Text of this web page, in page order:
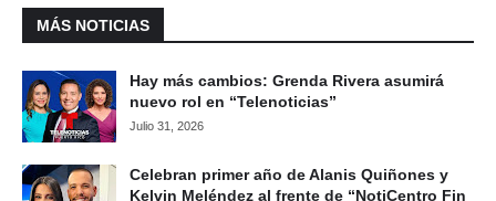
MÁS NOTICIAS
Hay más cambios: Grenda Rivera asumirá
nuevo rol en “Telenoticias”
Julio 31, 2026
Celebran primer año de Alanis Quiñones y
Kelvin Meléndez al frente de “NotiCentro Fin